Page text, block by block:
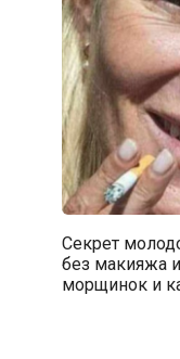
Секрет
без макияжа
морщинок и